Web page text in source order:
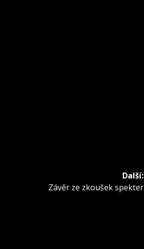
Další:
Další
Závěr ze zkoušek spekter